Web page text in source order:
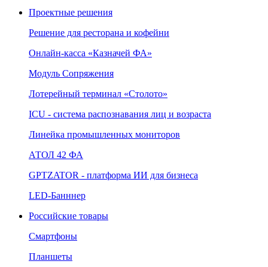
Проектные решения
Решение для ресторана и кофейни
Онлайн‑касса «Казначей ФА»
Модуль Сопряжения
Лотерейный терминал «Столото»
ICU - система распознавания лиц и возраста
Линейка промышленных мониторов
АТОЛ 42 ФА
GPTZATOR - платформа ИИ для бизнеса
LED-Банннер
Российские товары
Смартфоны
Планшеты